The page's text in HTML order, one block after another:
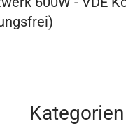
Kategorien